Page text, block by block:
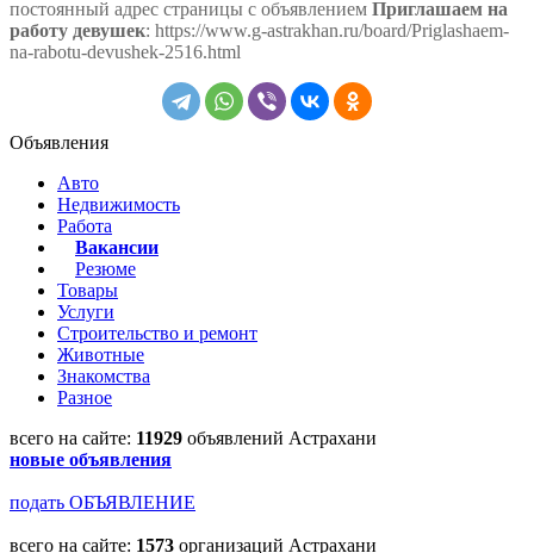
постоянный адрес страницы с объявлением Приглашаем на
работу девушек: https://www.g-astrakhan.ru/board/Priglashaem-
na-rabotu-devushek-2516.html
Объявления
Авто
Недвижимость
Работа
Вакансии
Резюме
Товары
Услуги
Строительство и ремонт
Животные
Знакомства
Разное
всего на сайте: 11929 объявлений Астрахани
новые объявления
подать ОБЪЯВЛЕНИЕ
всего на сайте: 1573 организаций Астрахани